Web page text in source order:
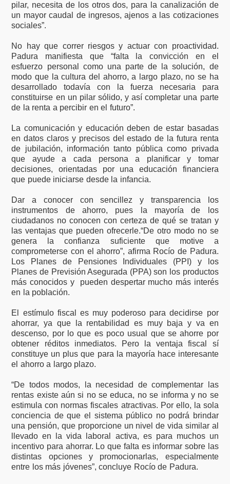
pilar, necesita de los otros dos, para la canalización de
un mayor caudal de ingresos, ajenos a las cotizaciones
sociales”.
No hay que correr riesgos y actuar con proactividad.
Padura manifiesta que “falta la convicción en el
esfuerzo personal como una parte de la solución, de
modo que la cultura del ahorro, a largo plazo, no se ha
desarrollado todavía con la fuerza necesaria para
constituirse en un pilar sólido, y así completar una parte
de la renta a percibir en el futuro”.
La comunicación y educación deben de estar basadas
en datos claros y precisos del estado de la futura renta
de jubilación, información tanto pública como privada
que ayude a cada persona a planificar y tomar
decisiones, orientadas por una educación financiera
que puede iniciarse desde la infancia.
Dar a conocer con sencillez y transparencia los
instrumentos de ahorro, pues la mayoría de los
ciudadanos no conocen con certeza de qué se tratan y
las ventajas que pueden ofrecerle.“De otro modo no se
genera la confianza suficiente que motive a
comprometerse con el ahorro”, afirma Rocío de Padura.
Los Planes de Pensiones Individuales (PPI) y los
Planes de Previsión Asegurada (PPA) son los productos
más conocidos y pueden despertar mucho más interés
en la población.
El estímulo fiscal es muy poderoso para decidirse por
ahorrar, ya que la rentabilidad es muy baja y va en
descenso, por lo que es poco usual que se ahorre por
obtener réditos inmediatos. Pero la ventaja fiscal sí
constituye un plus que para la mayoría hace interesante
el ahorro a largo plazo.
“De todos modos, la necesidad de complementar las
rentas existe aún si no se educa, no se informa y no se
estimula con normas fiscales atractivas. Por ello, la sola
conciencia de que el sistema público no podrá brindar
una pensión, que proporcione un nivel de vida similar al
llevado en la vida laboral activa, es para muchos un
incentivo para ahorrar. Lo que falta es informar sobre las
distintas opciones y promocionarlas, especialmente
entre los más jóvenes”, concluye Rocío de Padura.